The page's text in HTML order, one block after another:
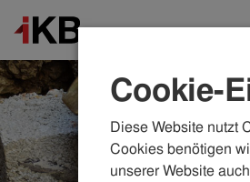
Cookie-
Diese Website nutzt
Cookies benötigen
unserer Website